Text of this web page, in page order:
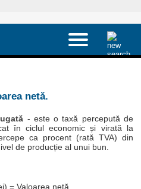
netă.
- este o taxă percepută de
în ciclul economic și virată la
ca procent (rată TVA) din
de producție al unui bun.
= Valoarea netă